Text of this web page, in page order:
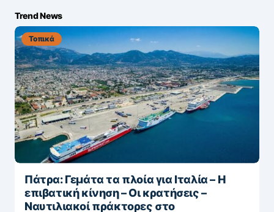
Trend News
Τοπικά
Πάτρα: Γεμάτα τα πλοία για Ιταλία – Η
επιβατική κίνηση – Οι κρατήσεις –
Ναυτιλιακοί πράκτορες στο